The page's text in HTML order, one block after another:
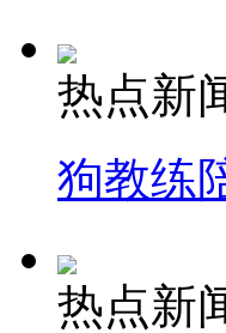
热点新
狗教练
热点新